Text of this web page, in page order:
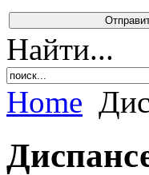
Найти...
Home